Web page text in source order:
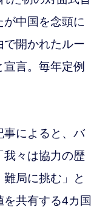
中国を念頭に
で開かれたルー
言。 毎年定例
事によると、バ
我々は協力の歴
局に挑む」と
共有する4カ国